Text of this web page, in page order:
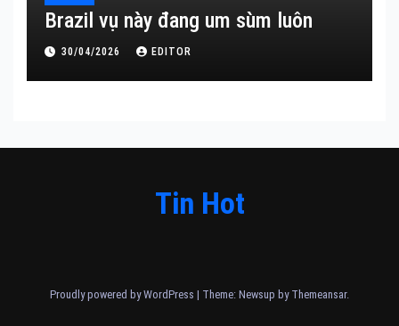
Brazil vụ này đang um sùm luôn
30/04/2026 EDITOR
Tin Hot
Proudly powered by WordPress | Theme: Newsup by Themeansar.